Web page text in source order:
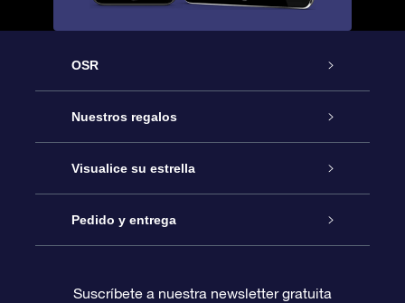
OSR
Atención
Contáctanos
Blog
Nuestros regalos
Regalo Estrella Online
Paquete de Regalo OSR
Visualice su estrella
Registro estelar
Pedido y entrega
Suscríbete a nuestra newsletter gratuita